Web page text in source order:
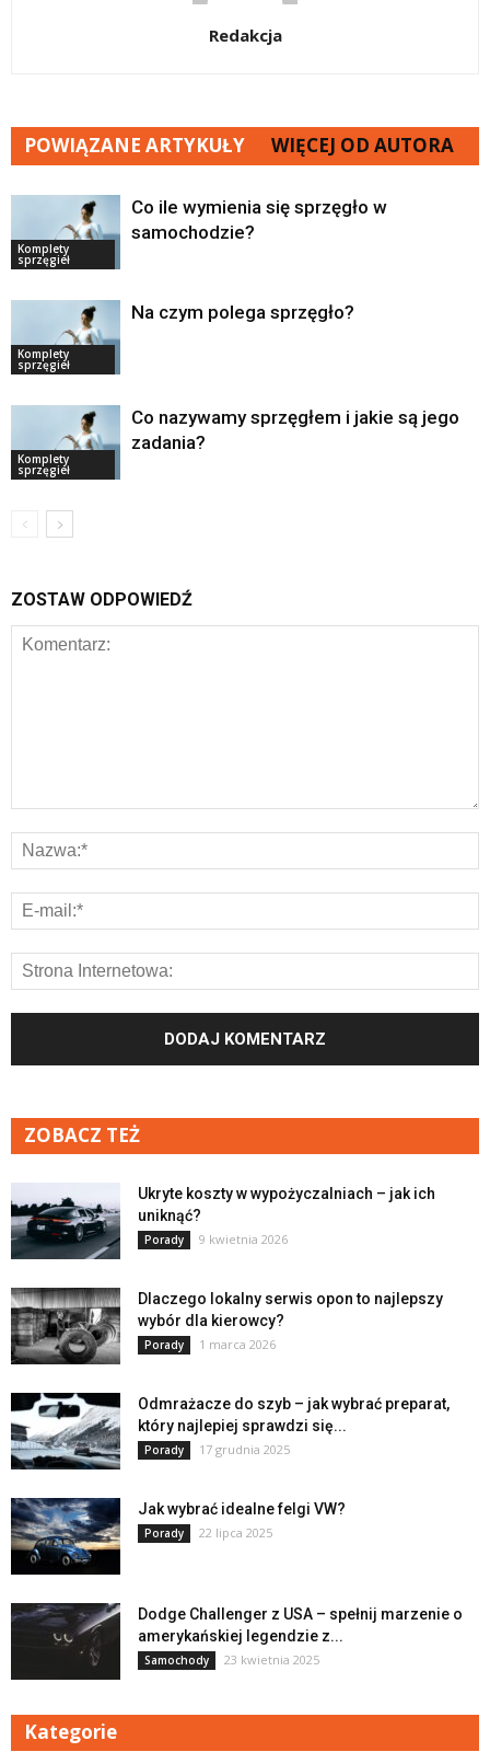
Redakcja
POWIĄZANE ARTYKUŁY WIĘCEJ OD AUTORA
Komplety
sprzęgieł
Co ile wymienia się sprzęgło w
samochodzie?
Komplety
sprzęgieł
Na czym polega sprzęgło?
Komplety
sprzęgieł
Co nazywamy sprzęgłem i jakie są jego
zadania?
ZOSTAW ODPOWIEDŹ
ZOBACZ TEŻ
Ukryte koszty w wypożyczalniach – jak ich
uniknąć?
Porady 9 kwietnia 2026
Dlaczego lokalny serwis opon to najlepszy
wybór dla kierowcy?
Porady 1 marca 2026
Odmrażacze do szyb – jak wybrać preparat,
który najlepiej sprawdzi się...
Porady 17 grudnia 2025
Jak wybrać idealne felgi VW?
Porady 22 lipca 2025
Dodge Challenger z USA – spełnij marzenie o
amerykańskiej legendzie z...
Samochody 23 kwietnia 2025
Kategorie